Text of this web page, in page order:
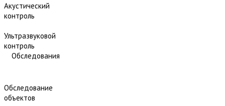
Акустический
контроль
Ультразвуковой
контроль
Обследования
Обследование
объектов